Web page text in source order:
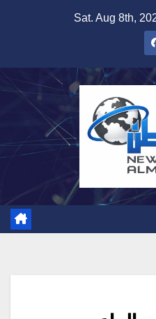
Sat. Aug 8th,